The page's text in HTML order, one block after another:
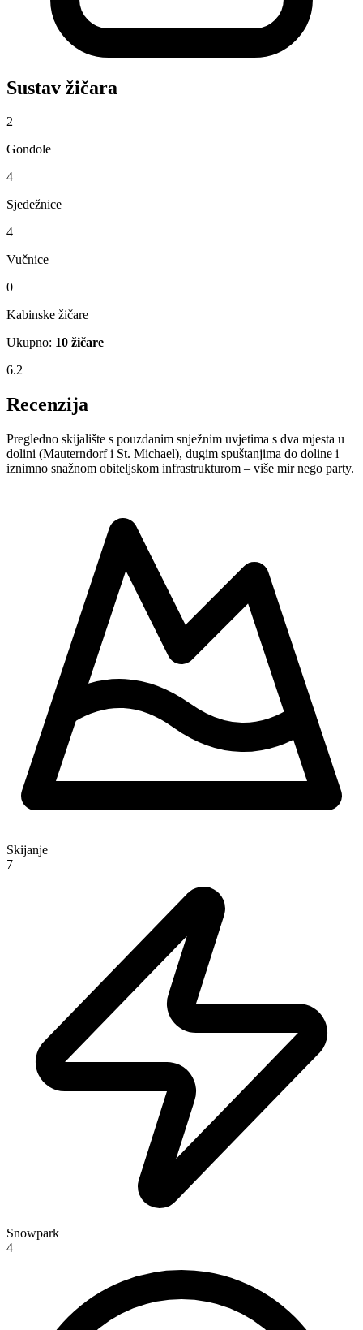
Sustav žičara
2
Gondole
4
Sjedežnice
4
Vučnice
0
Kabinske žičare
Ukupno: 10 žičare
6.2
Recenzija
Pregledno skijalište s pouzdanim snježnim uvjetima s dva mjesta u
dolini (Mauterndorf i St. Michael), dugim spuštanjima do doline i
iznimno snažnom obiteljskom infrastrukturom – više mir nego party.
Skijanje
7
Snowpark
4